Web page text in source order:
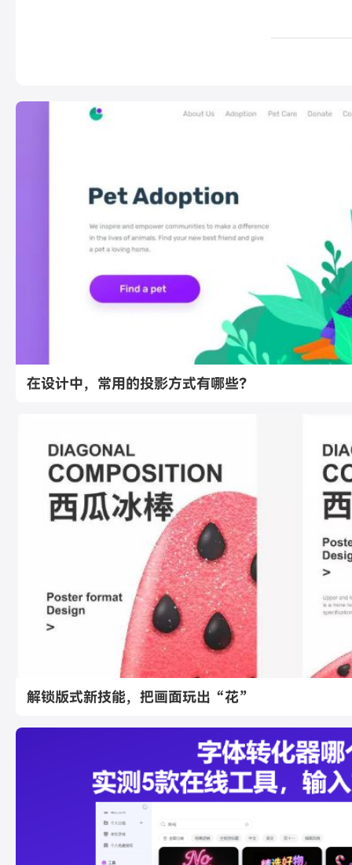
在设计中，常用的投影方式有哪些？
解锁版式新技能，把画面玩出“花”